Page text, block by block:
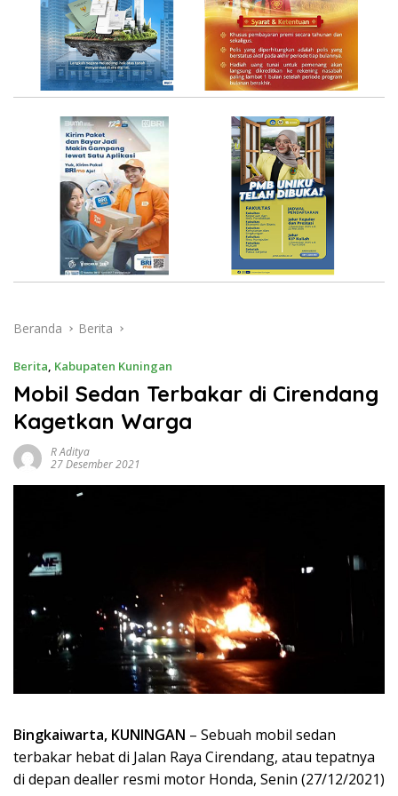
Beranda Berita
Berita, Kabupaten Kuningan
Mobil Sedan Terbakar di Cirendang
Kagetkan Warga
R Aditya
27 Desember 2021
Bingkaiwarta, KUNINGAN – Sebuah mobil sedan
terbakar hebat di Jalan Raya Cirendang, atau tepatnya
di depan dealler resmi motor Honda, Senin (27/12/2021)